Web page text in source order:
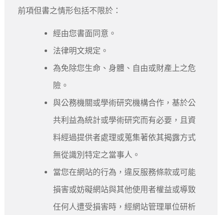
前項但書之情形包括不限於：
經由您書面同意。
法律明文規定。
為免除您生命、身體、自由或財產上之危
險。
與公務機關或學術研究機構合作，基於公
共利益為統計或學術研究而有必要，且資
料經過提供者處理或蒐集著依其揭露方式
無從識別特定之當事人。
當您在網站的行為，違反服務條款或可能
損害或妨礙網站與其他使用者權益或導致
任何人遭受損害時，經網站管理單位研析